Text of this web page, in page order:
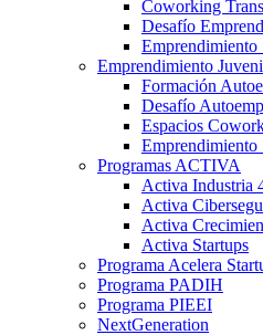
Coworking
Desafío
Emprendimiento
Emprendimiento
Formación
Desafío
Espacios
Emprendimiento
Programas ACTIVA
Activa Industria
Activa
Activa
Activa Startups
Programa Acelera
Programa PADIH
Programa PIEEI
NextGeneration